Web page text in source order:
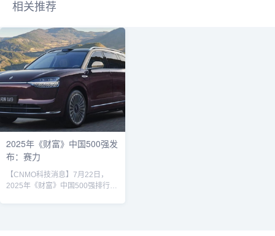
相关推荐
2025年《财富》中国500强发
布：赛力
【CNMO科技消息】7月22日，
2025年《财富》中国500强排行榜